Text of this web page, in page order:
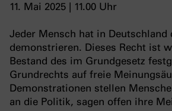
11. Mai 2025 | 11.00 Uhr
Jeder Mensch hat in Deutschland
demonstrieren. Dieses Recht ist
Bestand des im Grundgesetz
Grundrechts auf freie
Demonstrationen stellen
an die Politik, sagen offen ihre